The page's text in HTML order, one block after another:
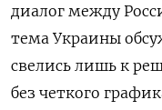
диалог между
тема Украины
свелись лишь к
без четкого